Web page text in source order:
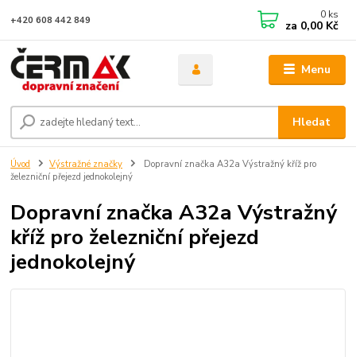
Menu
Hledat
+420 608 442 849 0 ks
za 0,00 Kč
Úvod Výstražné značky
Dopravní značka A32a Výstražný kříž pro
železniční přejezd jednokolejný
Dopravní značka A32a Výstražný
kříž pro železniční přejezd
jednokolejný